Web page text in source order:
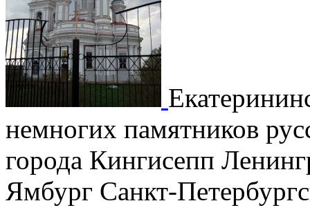
немногих памятников
города Кингисепп
Ямбург Санкт-